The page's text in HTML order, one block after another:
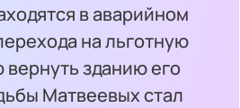
в аварийном
на льготную
зданию его
Матвеевых стал